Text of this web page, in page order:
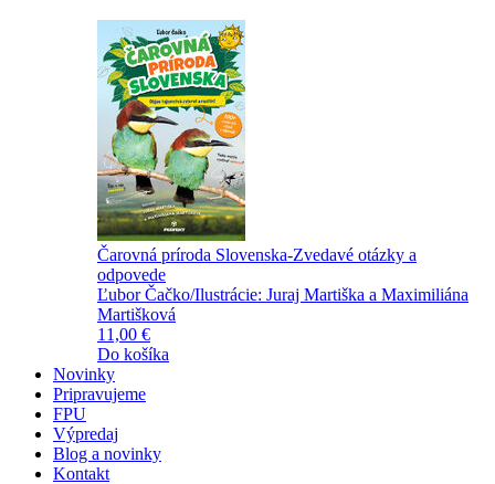
Čarovná príroda Slovenska-Zvedavé otázky a
odpovede
Ľubor Čačko/Ilustrácie: Juraj Martiška a Maximiliána
Martišková
11,00 €
Do košíka
Novinky
Pripravujeme
FPU
Výpredaj
Blog a novinky
Kontakt